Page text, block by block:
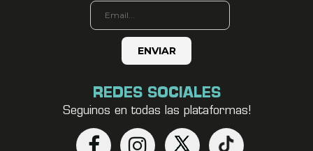
REDES SOCIALES
Seguinos en todas las plataformas!